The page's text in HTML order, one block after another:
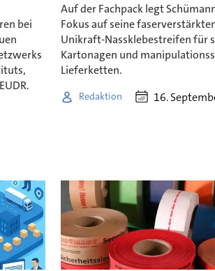
bei
Auf der Fachpack legt
Fokus auf seine
Unikraft-Nassklebestreifen für
Kartonagen und
Lieferketten.
Redaktion 16.